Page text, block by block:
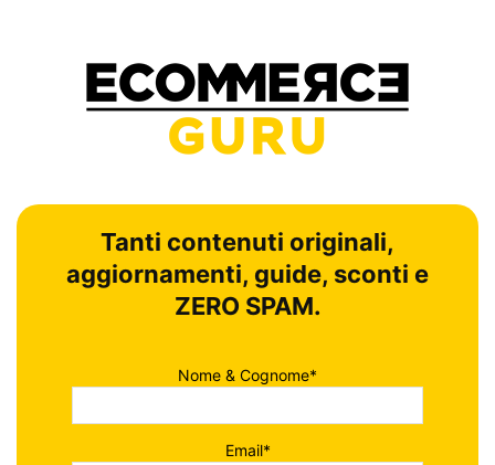
Tanti contenuti originali,
aggiornamenti, guide, sconti e
ZERO SPAM.
Nome & Cognome*
Email*